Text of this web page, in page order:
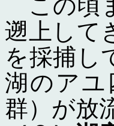
この頃
遡上して
を採捕し
湖のアユ
群）が放